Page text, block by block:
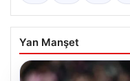
Yan Manşet